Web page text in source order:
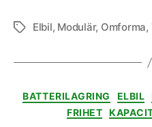
Etiketter
Elbil, Modulär, Omforma,
BATTERILAGRING ELBIL
FRIHET